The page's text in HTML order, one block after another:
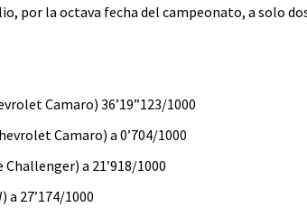
por la octava fecha del campeonato, a solo
Camaro) 36’19”123/1000
Camaro) a 0’704/1000
Challenger) a 21’918/1000
a 27’174/1000